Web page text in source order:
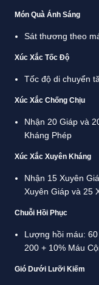
Món Quà Ánh Sáng
Sát thương theo
Xúc Xắc Tốc Độ
Tốc độ di chuyển
Xúc Xắc Chống Chịu
Nhận 20 Giáp và
Kháng Phép
Xúc Xắc Xuyên Kháng
Nhận 15 Xuyên
Xuyên Giáp và 25
Chuỗi Hồi Phục
Lượng hồi máu:
200 + 10% Máu
Gió Dưới Lưỡi Kiếm